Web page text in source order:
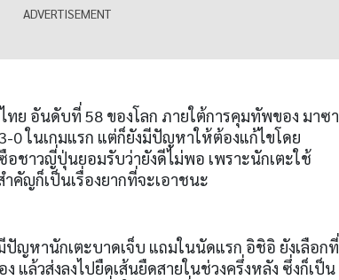
ย อันดับที่ 58 ของโลก ภายใต้การคุมทัพของ มาซา
0 ในเกมแรก แต่ก็ยังมีปัญหาให้ต้องแก้ไขโดย
อชาวญี่ปุ่นยอมรับว่ายังดีไม่พอ เพราะนักเตะใช้
คัญก็เป็นเรื่องยากที่จะเอาชนะ
ญหานักเตะบาดเจ็บ แถมในนัดแรก อิชิอิ ยังเลือกที่
แล้วส่งลงไปยืดเส้นยืดสายในช่วงครึ่งหลัง ซึ่งก็เป็น